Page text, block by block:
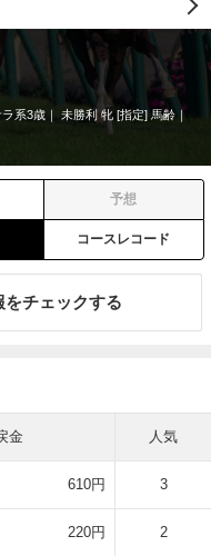
ラ系3歳
未勝利 牝 [指定] 馬齢
予想
コースレコード
チェックする
金 人気
610円 3
220円 2